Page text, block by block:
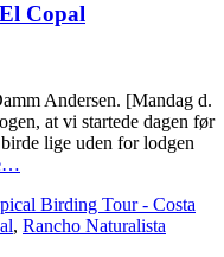
Copal
Andersen. [Mandag d.
at vi startede dagen før
lige uden for lodgen
Birding Tour - Costa
, Rancho Naturalista